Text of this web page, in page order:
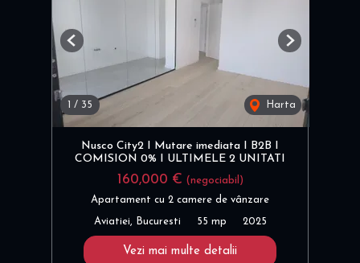
1 / 35 Harta
Previous Next
Nusco City2 I Mutare imediata I B2B I
COMISION 0% I ULTIMELE 2 UNITATI
160,000 € (negociabil)
Apartament cu 2 camere de vânzare
Aviatiei, Bucuresti 55 mp 2025
Vezi mai multe detalii